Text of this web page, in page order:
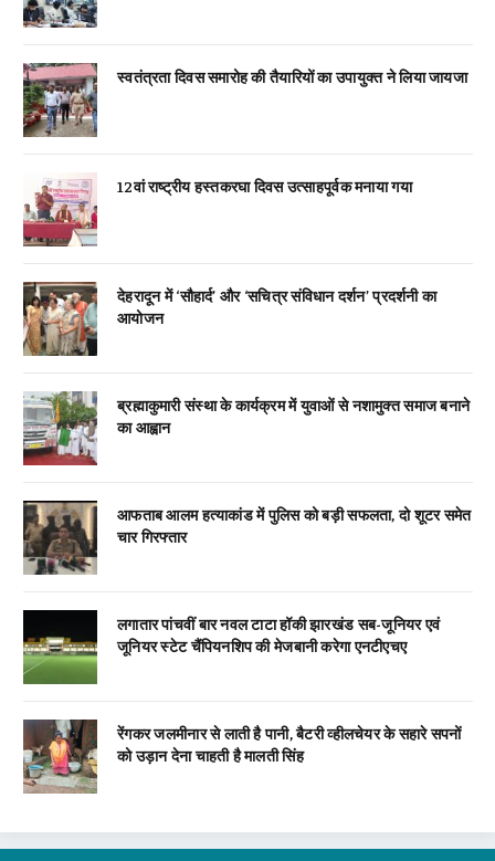
स्वतंत्रता दिवस समारोह की तैयारियों का उपायुक्त ने लिया जायजा
12वां राष्ट्रीय हस्तकरघा दिवस उत्साहपूर्वक मनाया गया
देहरादून में ‘सौहार्द’ और ‘सचित्र संविधान दर्शन’ प्रदर्शनी का
आयोजन
ब्रह्माकुमारी संस्था के कार्यक्रम में युवाओं से नशामुक्त समाज बनाने
का आह्वान
आफताब आलम हत्याकांड में पुलिस को बड़ी सफलता, दो शूटर समेत
चार गिरफ्तार
लगातार पांचवीं बार नवल टाटा हॉकी झारखंड सब-जूनियर एवं
जूनियर स्टेट चैंपियनशिप की मेजबानी करेगा एनटीएचए
रेंगकर जलमीनार से लाती है पानी, बैटरी व्हीलचेयर के सहारे सपनों
को उड़ान देना चाहती है मालती सिंह